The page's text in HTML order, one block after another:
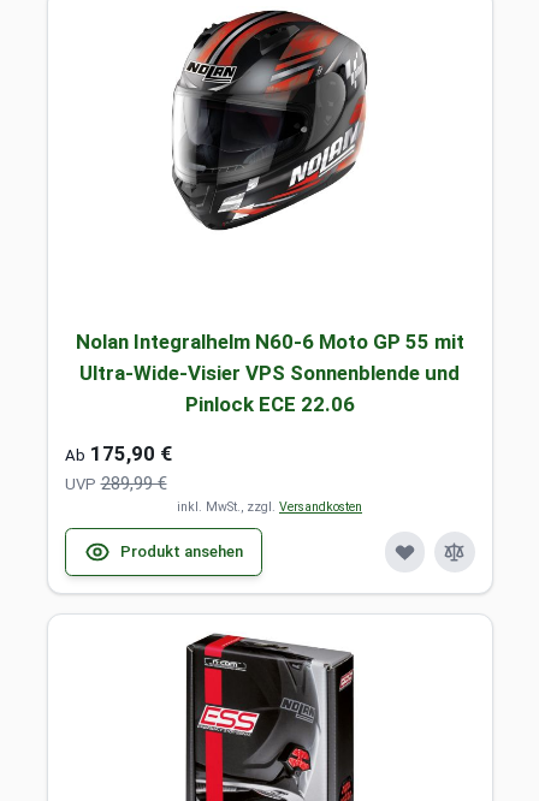
Nolan Integralhelm N60-6 Moto GP 55 mit
Ultra-Wide-Visier VPS Sonnenblende und
Pinlock ECE 22.06
Ab 175,90 €
UVP 289,99 €
inkl. MwSt., zzgl. Versandkosten
Produkt ansehen